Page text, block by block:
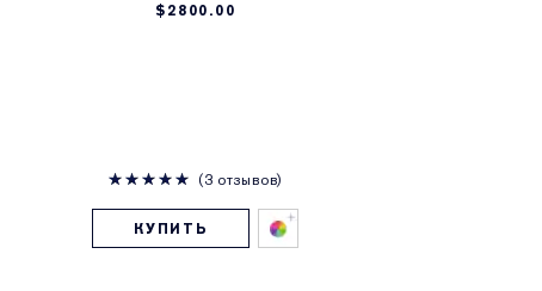
$2800.00
3 отзывов
КУПИТЬ